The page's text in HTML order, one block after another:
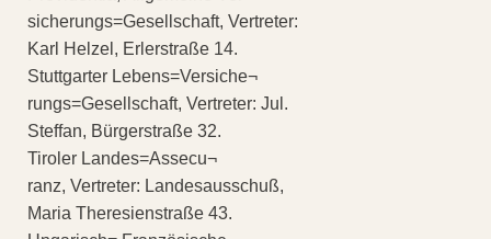
sicherungs=Gesellschaft, Vertreter:
Karl Helzel, Erlerstraße 14.
Stuttgarter Lebens=Versiche¬
rungs=Gesellschaft, Vertreter: Jul.
Steffan, Bürgerstraße 32.
Tiroler Landes=Assecu¬
ranz, Vertreter: Landesausschuß,
Maria Theresienstraße 43.